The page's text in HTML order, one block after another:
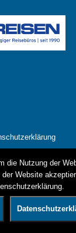
FLUCHTEN
vorbehalten
die Nutzung der
der Website